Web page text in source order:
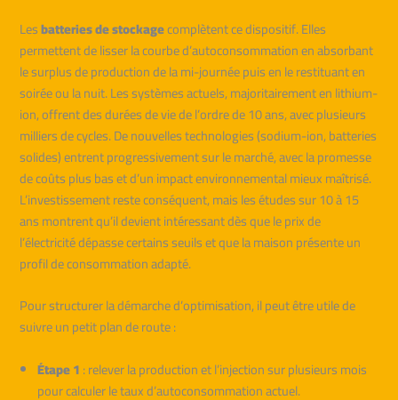
Lesbatteries de stockagecomplètent ce dispositif. Elles
permettent de lisser la courbe d’autoconsommation en absorbant
le surplus de production de la mi-journée puis en le restituant en
soirée ou la nuit. Les systèmes actuels, majoritairement en lithium-
ion, offrent des durées de vie de l’ordre de 10 ans, avec plusieurs
milliers de cycles. De nouvelles technologies (sodium-ion, batteries
solides) entrent progressivement sur le marché, avec la promesse
de coûts plus bas et d’un impact environnemental mieux maîtrisé.
L’investissement reste conséquent, mais les études sur 10 à 15
ans montrent qu’il devient intéressant dès que le prix de
l’électricité dépasse certains seuils et que la maison présente un
profil de consommation adapté.
Pour structurer la démarche d’optimisation, il peut être utile de
suivre un petit plan de route :
Étape 1: relever la production et l’injection sur plusieurs mois
pour calculer le taux d’autoconsommation actuel.